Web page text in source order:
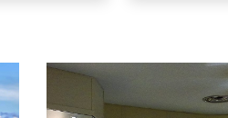
Il Museo dei fossili di Bolca